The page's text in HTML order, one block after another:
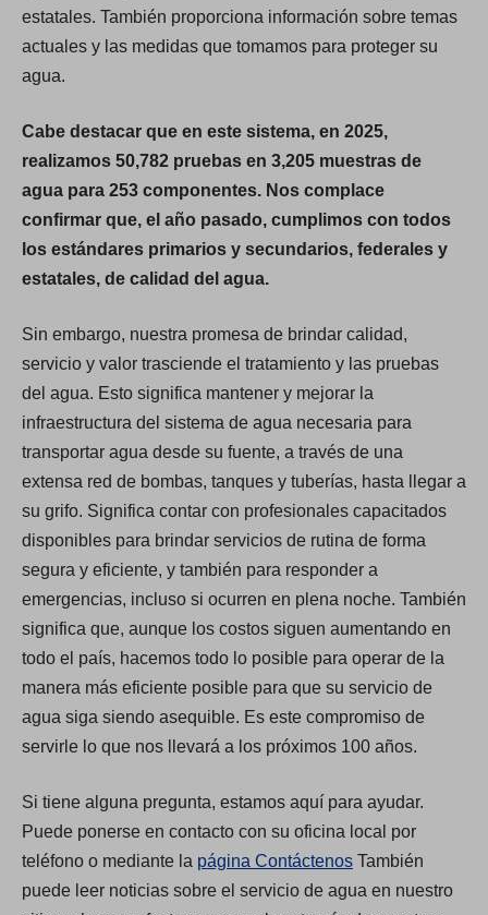
estatales. También proporciona información sobre temas
actuales y las medidas que tomamos para proteger su
agua.
Cabe destacar que en este sistema, en 2025,
realizamos 50,782 pruebas en 3,205 muestras de
agua para 253 componentes. Nos complace
confirmar que, el año pasado, cumplimos con todos
los estándares primarios y secundarios, federales y
estatales, de calidad del agua.
Sin embargo, nuestra promesa de brindar calidad,
servicio y valor trasciende el tratamiento y las pruebas
del agua. Esto significa mantener y mejorar la
infraestructura del sistema de agua necesaria para
transportar agua desde su fuente, a través de una
extensa red de bombas, tanques y tuberías, hasta llegar a
su grifo. Significa contar con profesionales capacitados
disponibles para brindar servicios de rutina de forma
segura y eficiente, y también para responder a
emergencias, incluso si ocurren en plena noche. También
significa que, aunque los costos siguen aumentando en
todo el país, hacemos todo lo posible para operar de la
manera más eficiente posible para que su servicio de
agua siga siendo asequible. Es este compromiso de
servirle lo que nos llevará a los próximos 100 años.
Si tiene alguna pregunta, estamos aquí para ayudar.
Puede ponerse en contacto con su oficina local por
teléfono o mediante la página Contáctenos También
puede leer noticias sobre el servicio de agua en nuestro